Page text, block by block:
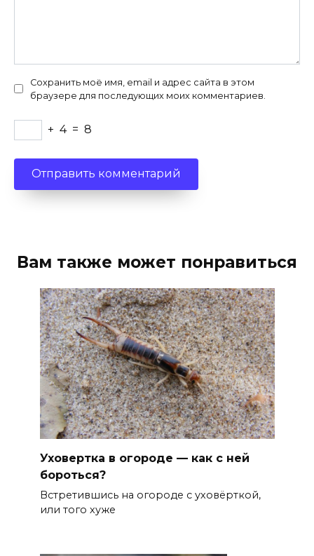
Сохранить моё имя, email и адрес сайта в этом
браузере для последующих моих комментариев.
+ 4 = 8
Вам также может понравиться
Уховертка в огороде — как с ней
бороться?
Встретившись на огороде с уховёрткой,
или того хуже